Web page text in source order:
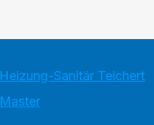
Heizung-Sanitär Teichert
Master